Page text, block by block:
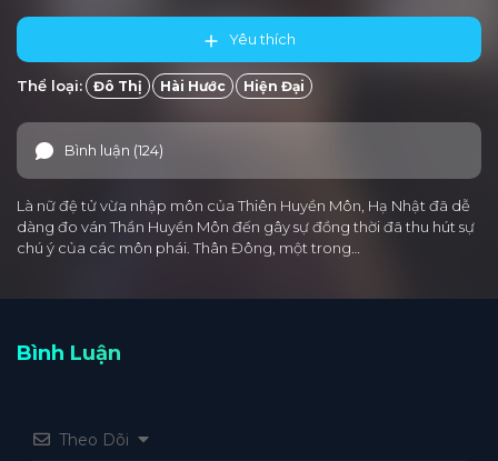
Yêu thích
Thể loại: Đô Thị Hài Hước Hiện Đại
Bình luận (124)
Là nữ đệ tử vừa nhập môn của Thiên Huyền Môn, Hạ Nhật đã dễ
dàng đo ván Thần Huyền Môn đến gây sự đồng thời đã thu hút sự
chú ý của các môn phái. Thân Đông, một trong…
Bình Luận
Theo Dõi